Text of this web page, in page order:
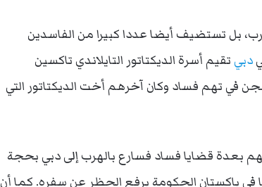
بل تستضيف أيضا عددا كبيرا من الفاسدين
دبي تقيم أسرة الديكتاتور التايلاندي تاكسين
في تهم فساد وكان آخرهم أخت الديكتاتور التي
بعدة قضايا فساد فسارع بالهرب إلى دبي بحجة
في باكستان الحكومة برفع الحظر عن سفره. كما أن